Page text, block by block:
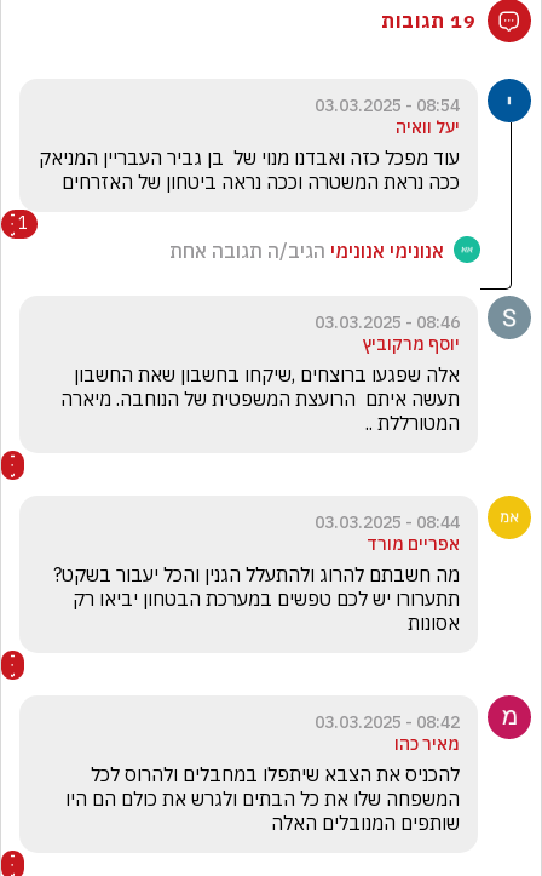
19 תגובות
08:54 - 03.03.2025
יעל וואיה
ככה נראת המשטרה וככה נראה ביטחון של האזרחים
1
אנונימי אנונימי הגיב/ה תגובה אחת
08:46 - 03.03.2025
יוסף מרקוביץ
המטורללת ..
08:44 - 03.03.2025
אפריים מורד
אסונות
08:42 - 03.03.2025
מאיר כהו
שותפים המנובלים האלה